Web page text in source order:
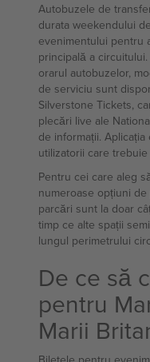
Autobuzele de
durata weekendului
evenimentului pentru
principală a
orarul autobuzelor,
de serviciu sunt
Silverstone Tickets,
plecări live ale
de informații.
utilizatorii care
Pentru cei care aleg
numeroase opțiuni
parcări sunt la doar
timp ce alte spații
lungul perimetrului
De ce să
pentru
Marii